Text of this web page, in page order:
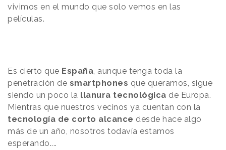
vivimos en el mundo que solo vemos en las
películas.
Es cierto que España , aunque tenga toda la
penetración de smartphones que queramos, sigue
siendo un poco la llanura tecnológica de Europa.
Mientras que nuestros vecinos ya cuentan con la
tecnología de corto alcance desde hace algo
más de un año, nosotros todavía estamos
esperando....